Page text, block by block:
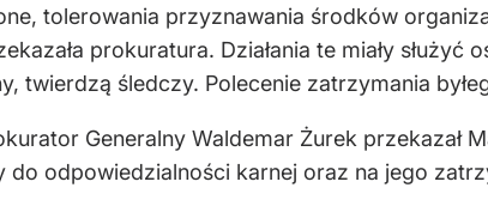
tolerowania przyznawania środków
prokuratura. Działania te miały służyć
twierdzą śledczy. Polecenie zatrzymania
Generalny Waldemar Żurek przekazał
do odpowiedzialności karnej oraz na jego